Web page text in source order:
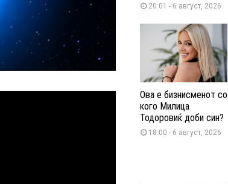
20:01 - 6 август, 2026
Ова е бизнисменот со
кого Милица
Тодоровиќ доби син?
18:00 - 6 август, 2026